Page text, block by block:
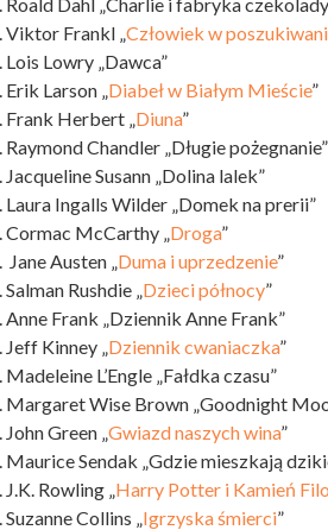
Viktor Frankl „Człowiek w
Lois Lowry „Dawca”
Erik Larson „Diabeł w Białym Mieście”
Frank Herbert „Diuna”
Raymond Chandler „Długie pożegnanie”
Jacqueline Susann „Dolina lalek”
Laura Ingalls Wilder „Domek na prerii”
Cormac McCarthy „Droga”
Jane Austen „Duma i uprzedzenie”
Salman Rushdie „Dzieci północy”
Anne Frank „Dziennik Anne Frank”
Jeff Kinney „Dziennik cwaniaczka”
Madeleine L’Engle „Fałdka czasu”
Margaret Wise Brown „Goodnight
John Green „Gwiazd naszych wina”
Maurice Sendak „Gdzie mieszkają
J.K. Rowling „Harry Potter i Kamień
Suzanne Collins „Igrzyska śmierci”